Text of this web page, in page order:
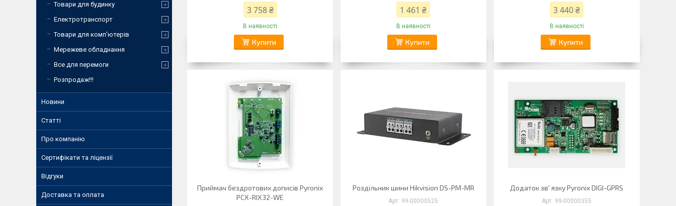
3 758 ₴
В наявності
Купити
1 461 ₴
В наявності
Купити
3 440 ₴
В наявності
Купити
Приймач бездротових дописів Pyronix
PCX-RIX32-WE
Роздільник шини Hikvision DS-PM-MR
99-00000525
Додаток зв' язку Pyronix DIGI-GPRS
99-00000355
Товари для будинку
Електротранспорт
Товари для комп'ютерів
Мережеве обладнання
Все для перемоги
Розпродаж!!!
Новини
Статті
Про компанію
Сертифікати та ліцензії
Відгуки
Доставка та оплата